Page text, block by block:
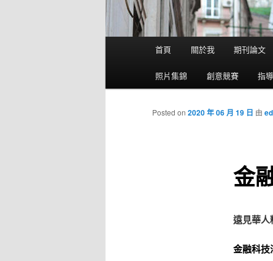
跳到主內容
跳到第二內容
首頁 關於我 期刊論文
照片集錦 創意競賽 指
金
Posted on 2020 年 06 月 19 日 由
遠見華人
金融科技